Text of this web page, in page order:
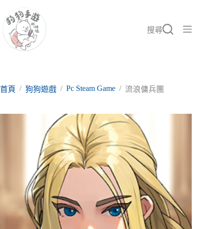
至
要
搜尋
首頁 / 狗狗遊戲 / Pc Steam Game / 流浪傭兵團